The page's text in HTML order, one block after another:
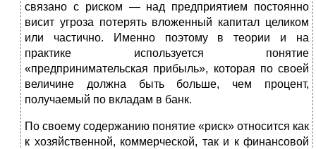
связано с риском — над предприятием постоянно
висит угроза потерять вложенный капитал целиком
или частично. Именно поэтому в теории и на
практике используется понятие
«предпринимательская прибыль», которая по своей
величине должна быть больше, чем процент,
получаемый по вкладам в банк.
По своему содержанию понятие «риск» относится как
к хозяйственной, коммерческой, так и к финансовой